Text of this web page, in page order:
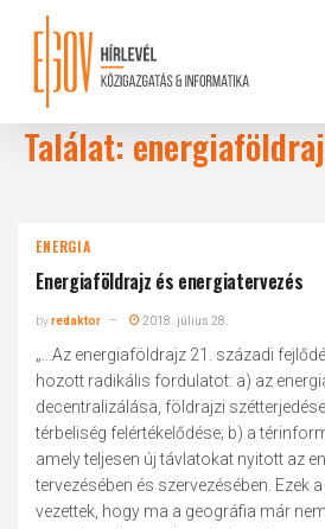
content
Találat:
ENERGIA
Energiaföldrajz és energiatervezés
byredaktor 2018. július 28.
„...Az energiaföldrajz 21. századi
hozott radikális fordulatot: a) az
decentralizálása, földrajzi
térbeliség felértékelődése; b) a
amely teljesen új távlatokat nyitott az
tervezésében és szervezésében. Ezek
vezettek, hogy ma a geográfia már